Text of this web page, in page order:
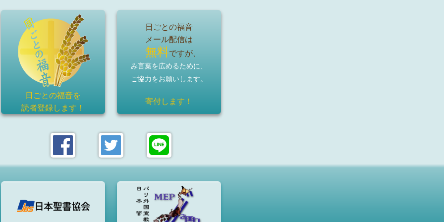
日ごとの福音を
読者登録します！
日ごとの福音
メール配信は
無料ですが、
み言葉を広めるために、
ご協力をお願いします。
寄付します！